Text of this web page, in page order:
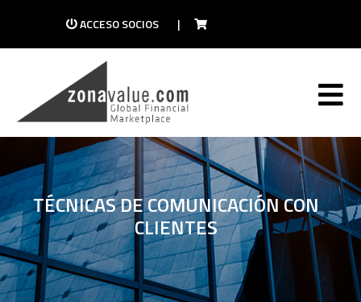
ACCESO SOCIOS |
TÉCNICAS DE COMUNICACIÓN CON
CLIENTES